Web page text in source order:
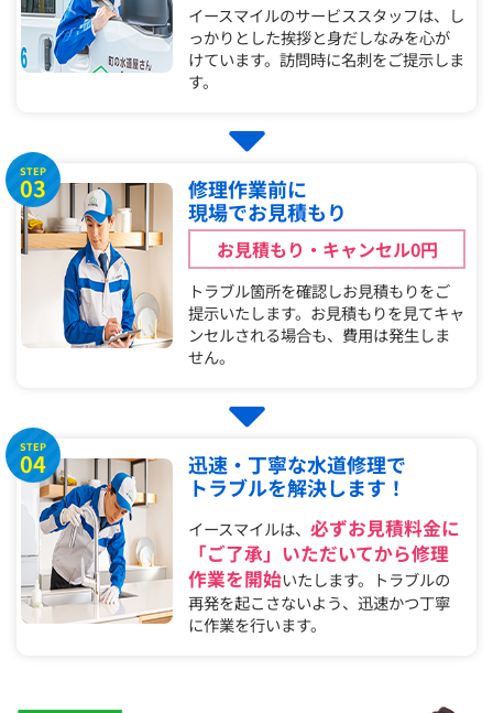
イースマイルのサービススタッフは、し
っかりとした挨拶と身だしなみを心が
けています。訪問時に名刺をご提示しま
す。
STEP
03
修理作業前に
現場でお見積もり
お見積もり・キャンセル0円
トラブル箇所を確認しお見積もりをご
提示いたします。お見積もりを見てキャ
ンセルされる場合も、費用は発生しま
せん。
STEP
04
迅速・丁寧な水道修理で
トラブルを解決します！
イースマイルは、必ずお見積料金に
「ご了承」いただいてから修理
作業を開始いたします。トラブルの
再発を起こさないよう、迅速かつ丁寧
に作業を行います。